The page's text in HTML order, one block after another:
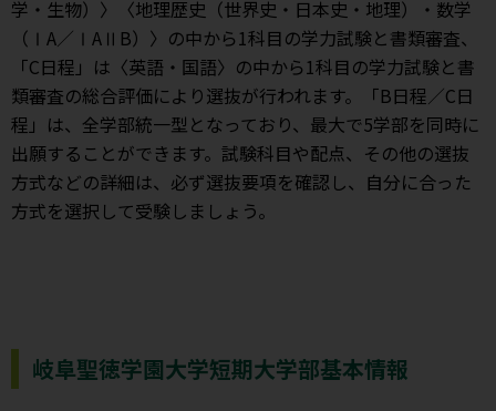
学・生物）〉〈地理歴史（世界史・日本史・地理）・数学
（ⅠA／ⅠAⅡB）〉の中から1科目の学力試験と書類審査、
「C日程」は〈英語・国語〉の中から1科目の学力試験と書
類審査の総合評価により選抜が行われます。「B日程／C日
程」は、全学部統一型となっており、最大で5学部を同時に
出願することができます。試験科目や配点、その他の選抜
方式などの詳細は、必ず選抜要項を確認し、自分に合った
方式を選択して受験しましょう。
岐阜聖徳学園大学短期大学部基本情報